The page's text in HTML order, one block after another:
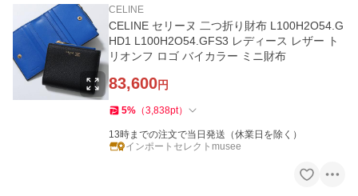
CELINE
CELINE セリーヌ 二つ折り財布 L100H2O54.G
HD1 L100H2O54.GFS3 レディース レザー ト
リオンフ ロゴ バイカラー ミニ財布
83,600円
5% （3,838pt）
13時までの注文で当日発送（休業日を除く）
インポートセレクトmusee